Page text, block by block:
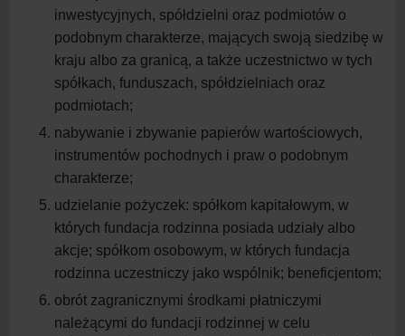
inwestycyjnych, spółdzielni oraz podmiotów o
podobnym charakterze, mających swoją siedzibę w
kraju albo za granicą, a także uczestnictwo w tych
spółkach, funduszach, spółdzielniach oraz
podmiotach;
nabywanie i zbywanie papierów wartościowych,
instrumentów pochodnych i praw o podobnym
charakterze;
udzielanie pożyczek: spółkom kapitałowym, w
których fundacja rodzinna posiada udziały albo
akcje; spółkom osobowym, w których fundacja
rodzinna uczestniczy jako wspólnik; beneficjentom;
obrót zagranicznymi środkami płatniczymi
należącymi do fundacji rodzinnej w celu